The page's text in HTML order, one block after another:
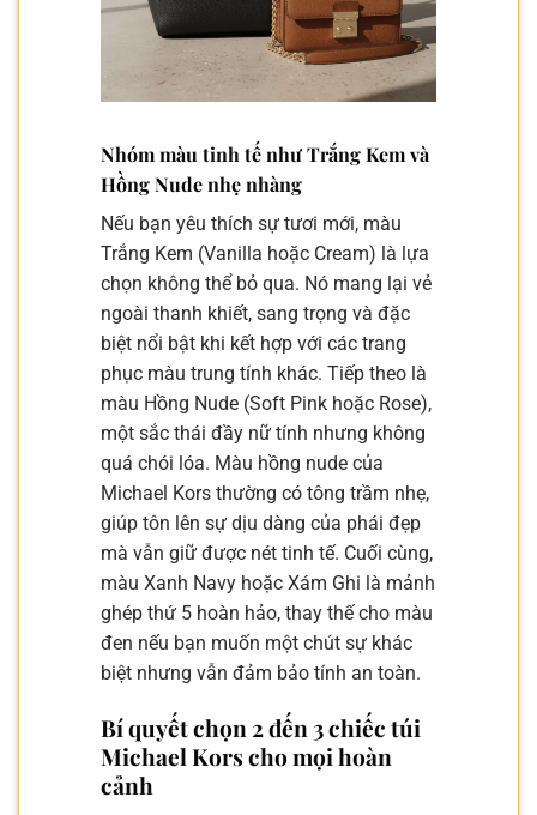
Nhóm màu tinh tế như Trắng Kem và
Hồng Nude nhẹ nhàng
Nếu bạn yêu thích sự tươi mới, màu
Trắng Kem (Vanilla hoặc Cream) là lựa
chọn không thể bỏ qua. Nó mang lại vẻ
ngoài thanh khiết, sang trọng và đặc
biệt nổi bật khi kết hợp với các trang
phục màu trung tính khác. Tiếp theo là
màu Hồng Nude (Soft Pink hoặc Rose),
một sắc thái đầy nữ tính nhưng không
quá chói lóa. Màu hồng nude của
Michael Kors thường có tông trầm nhẹ,
giúp tôn lên sự dịu dàng của phái đẹp
mà vẫn giữ được nét tinh tế. Cuối cùng,
màu Xanh Navy hoặc Xám Ghi là mảnh
ghép thứ 5 hoàn hảo, thay thế cho màu
đen nếu bạn muốn một chút sự khác
biệt nhưng vẫn đảm bảo tính an toàn.
Bí quyết chọn 2 đến 3 chiếc túi
Michael Kors cho mọi hoàn
cảnh